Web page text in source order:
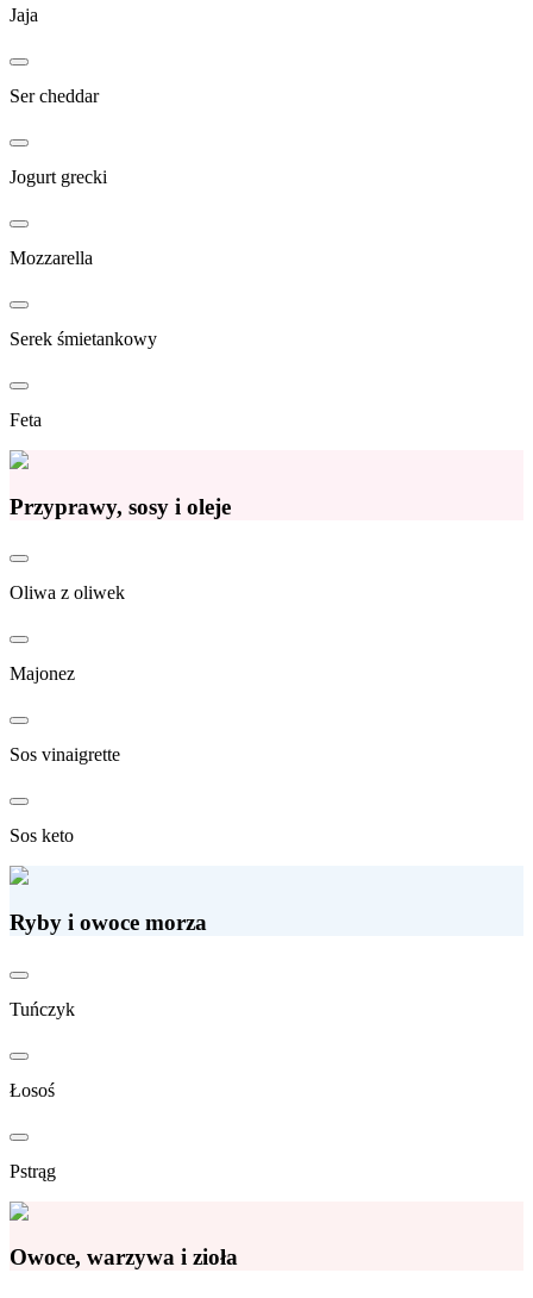
Jaja
Ser cheddar
Jogurt grecki
Mozzarella
Serek śmietankowy
Feta
Przyprawy, sosy i oleje
Oliwa z oliwek
Majonez
Sos vinaigrette
Sos keto
Ryby i owoce morza
Tuńczyk
Łosoś
Pstrąg
Owoce, warzywa i zioła